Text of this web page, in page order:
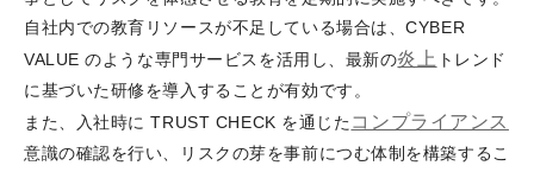
自社内での教育リソースが不足している場合は、CYBER
VALUE のような専門サービスを活用し、最新の炎上 トレンド
に基づいた研修を導入することが有効です。
また、入社時に TRUST CHECK を通じたコンプライアンス
意識の確認を行い、リスクの芽を事前につむ体制を構築するこ